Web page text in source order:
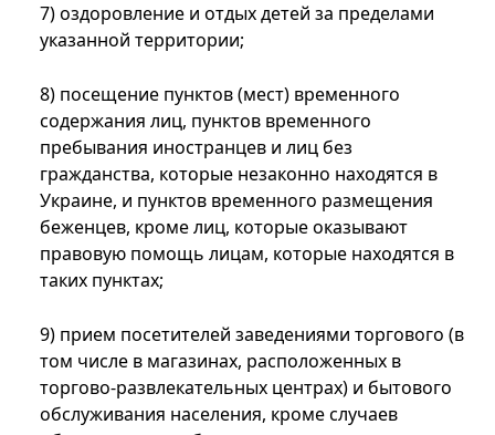
7) оздоровление и отдых детей за пределами
указанной территории;
8) посещение пунктов (мест) временного
содержания лиц, пунктов временного
пребывания иностранцев и лиц без
гражданства, которые незаконно находятся в
Украине, и пунктов временного размещения
беженцев, кроме лиц, которые оказывают
правовую помощь лицам, которые находятся в
таких пунктах;
9) прием посетителей заведениями торгового (в
том числе в магазинах, расположенных в
торгово-развлекательных центрах) и бытового
обслуживания населения, кроме случаев